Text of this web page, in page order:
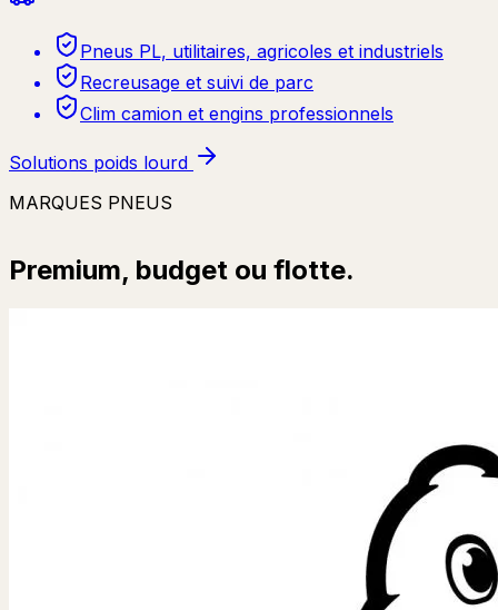
Pneus PL, utilitaires, agricoles et industriels
Recreusage et suivi de parc
Clim camion et engins professionnels
Solutions poids lourd
MARQUES PNEUS
Premium, budget ou flotte.